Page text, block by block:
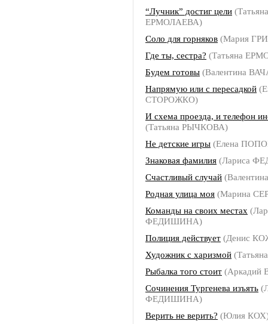
“Лучник” достиг цели (Татьяна
ЕРМОЛАЕВА)
Соло для горняков (Мария
Где ты, сестра? (Татьяна
Будем готовы (Валентина
Напрямую или с пересадкой
СТОРОЖКО)
И схема проезда, и телефон
(Татьяна РЫЧКОВА)
Не детские игры (Елена
Знаковая фамилия (Лариса
Счастливый случай
Родная улица моя (Марина
Команды на своих местах
ФЕДИШИНА)
Полиция действует (Денис
Художник с харизмой
Рыбалка того стоит
Сочинения Тургенева изъять
ФЕДИШИНА)
Верить не верить? (Юлия